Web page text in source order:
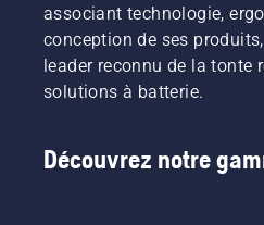
associant technologie,
conception de ses
leader reconnu de la tonte
solutions à batterie.
Découvrez notre